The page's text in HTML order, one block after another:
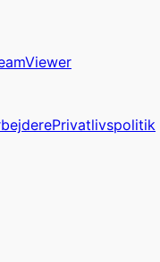
Privatlivspolitik